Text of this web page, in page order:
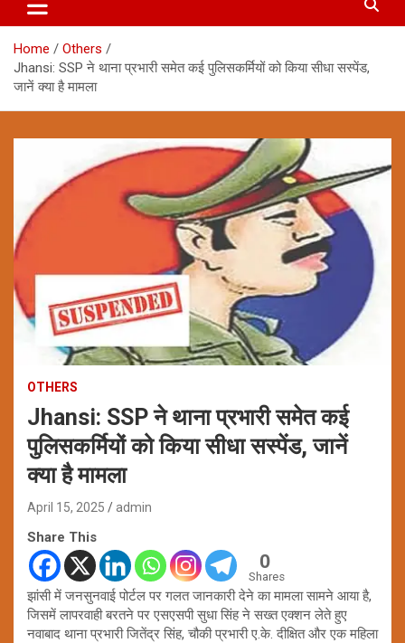
Home
Others
Jhansi: SSP ने थाना प्रभारी समेत कई पुलिसकर्मियों को किया सीधा सस्पेंड,
जानें क्या है मामला
OTHERS
Jhansi: SSP ने थाना प्रभारी समेत कई
पुलिसकर्मियों को किया सीधा सस्पेंड, जानें
क्या है मामला
April 15, 2025 admin
Share This
0
Shares
झांसी में जनसुनवाई पोर्टल पर गलत जानकारी देने का मामला सामने आया है,
जिसमें लापरवाही बरतने पर एसएसपी सुधा सिंह ने सख्त एक्शन लेते हुए
नवाबाद थाना प्रभारी जितेंद्र सिंह, चौकी प्रभारी ए.के. दीक्षित और एक महिला